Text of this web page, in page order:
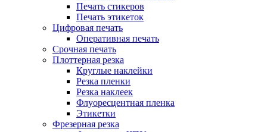
Печать стикеров
Печать этикеток
Цифровая печать
Оперативная печать
Срочная печать
Плоттерная резка
Круглые наклейки
Резка пленки
Резка наклеек
Флуоресцентная пленка
Этикетки
Фрезерная резка